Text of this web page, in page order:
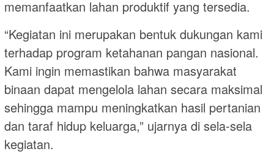
memanfaatkan lahan produktif yang tersedia.
“Kegiatan ini merupakan bentuk dukungan kami
terhadap program ketahanan pangan nasional.
Kami ingin memastikan bahwa masyarakat
binaan dapat mengelola lahan secara maksimal
sehingga mampu meningkatkan hasil pertanian
dan taraf hidup keluarga,” ujarnya di sela-sela
kegiatan.